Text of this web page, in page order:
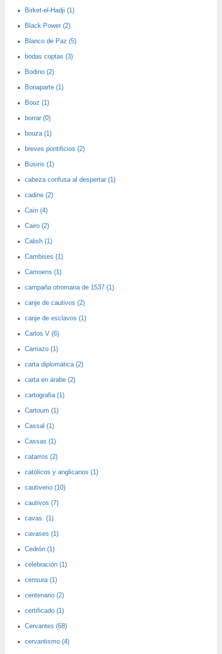
Birket-el-Hadji (1)
Black Power (2)
Blanco de Paz (5)
bodas coptas (3)
Bodino (2)
Bonaparte (1)
Booz (1)
borrar (0)
bouza (1)
breves pontificios (2)
Busiris (1)
cabeza confusa al despertar (1)
cadine (2)
Caín (4)
Cairo (2)
Calish (1)
Cambises (1)
Camoens (1)
campaña otromana de 1537 (1)
canje de cautivos (2)
canje de esclavos (1)
Carlos V (6)
Carriazo (1)
carta diplomática (2)
carta en árabe (2)
cartografia (1)
Cartoum (1)
Cassal (1)
Cassas (1)
catarros (2)
católicos y anglicanos (1)
cautiverio (10)
cautivos (7)
cavas. (1)
cavases (1)
Cedrón (1)
celebración (1)
censura (1)
centenario (2)
certificado (1)
Cervantes (68)
cervantismo (4)